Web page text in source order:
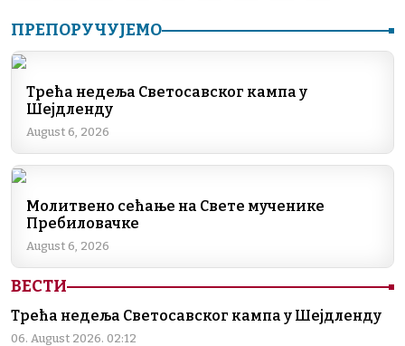
c
b
o
o
k
dI
e
a
er at
A
p
ai p
k
ПРЕПОРУЧУЈЕМО
Трећа недеља Светосавског кампа у
Шејдленду
August 6, 2026
Молитвено сећање на Свете мученике
Пребиловачке
August 6, 2026
ВЕСТИ
Трећа недеља Светосавског кампа у Шејдленду
06. August 2026. 02:12